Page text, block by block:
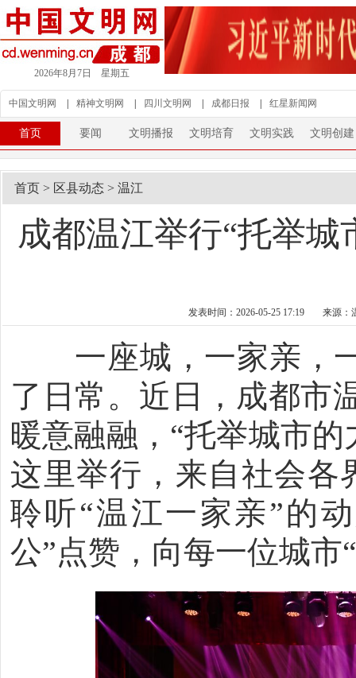
2026年8月7日 星期五
中国文明网 精神文明网 四川文明网 成都日报 红星新闻网
首页 要闻 文明播报 文明培育 文明实践 文明创建
首页 > 区县动态 > 温江
成都温江举行“托举城
发表时间：2026-05-25 17:19 来源：
一座城，一家亲，一
了日常。近日，成都市
暖意融融，“托举城市
这里举行，来自社会各
聆听“温江一家亲”的
公”点赞，向每一位城市